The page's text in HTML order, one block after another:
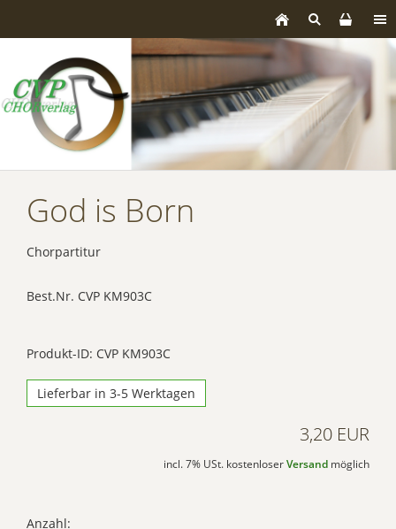
God is Born
Chorpartitur
Best.Nr. CVP KM903C
Produkt-ID: CVP KM903C
Lieferbar in 3-5 Werktagen
3,20 EUR
incl. 7% USt. kostenloser Versand möglich
Anzahl: